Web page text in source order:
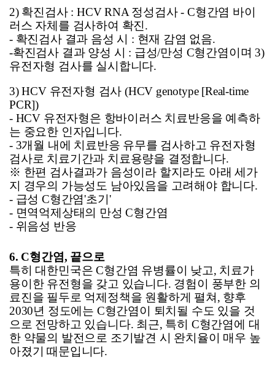
2) 확진검사 :HCV RNA 정성검사 - C형간염 바이
러스 자체를 검사하여 확진.
- 확진검사 결과 음성 시 : 현재 감염 없음.
-확진검사 결과 양성 시 : 급성/만성 C형간염이며 3)
유전자형 검사를 실시합니다.
3) HCV 유전자형 검사 (HCV genotype [Real-time
PCR])
- HCV 유전자형은 항바이러스 치료반응을 예측하
는 중요한 인자입니다.
- 3개월 내에 치료반응 유무를 검사하고 유전자형
검사로 치료기간과 치료용량을 결정합니다.
※ 한편 검사결과가 음성이라 할지라도 아래 세가
지 경우의 가능성도 남아있음을 고려해야 합니다.
- 급성 C형간염'초기'
- 면역억제상태의 만성 C형간염
- 위음성 반응
6. C형간염, 끝으로
특히 대한민국은 C형간염 유병률이 낮고, 치료가
용이한 유전형을 갖고 있습니다. 경험이 풍부한 의
료진을 필두로 억제정책을 원활하게 펼쳐, 향후
2030년 정도에는 C형간염이 퇴치될 수도 있을 것
으로 전망하고 있습니다. 최근, 특히 C형간염에 대
한 약물의 발전으로 조기발견 시 완치율이 매우 높
아졌기 때문입니다.